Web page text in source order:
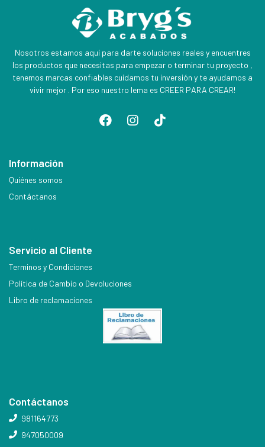
Nosotros estamos aquí para darte soluciones reales y encuentres
los productos que necesitas para empezar o terminar tu proyecto ,
tenemos marcas confiables cuidamos tu inversión y te ayudamos a
vivir mejor . Por eso nuestro lema es CREER PARA CREAR!
Información
Quiénes somos
Contáctanos
Servicio al Cliente
Terminos y Condiciones
Política de Cambio o Devoluciones
Libro de reclamaciones
Contáctanos
981164773
947050009